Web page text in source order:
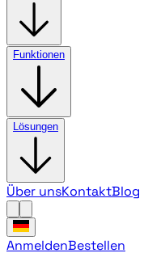
Funktionen
Lösungen
Über unsKontaktBlog
AnmeldenBestellen